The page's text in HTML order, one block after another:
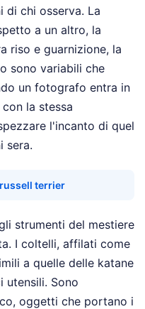
di chi osserva. La
a un altro, la
riso e guarnizione, la
sono variabili che
un fotografo entra in
la stessa
l'incanto di quel
sera.
terrier
strumenti del mestiere
I coltelli, affilati come
a quelle delle katane
utensili. Sono
oggetti che portano i